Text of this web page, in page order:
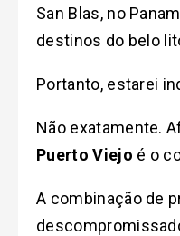
San Blas, no
destinos do belo
Portanto, estarei
Não exatamente.
Puerto Viejo é o
A combinação de